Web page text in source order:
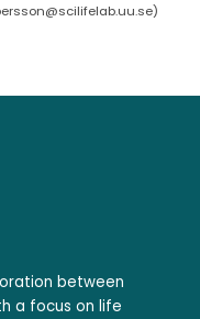
)
between
a focus on life